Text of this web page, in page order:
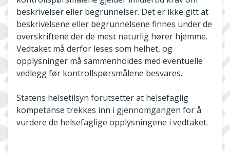
beskrivelser eller begrunnelser. Det er ikke gitt at
beskrivelsene eller begrunnelsene finnes under de
overskriftene der de mest naturlig hører hjemme.
Vedtaket må derfor leses som helhet, og
opplysninger må sammenholdes med eventuelle
vedlegg før kontrollspørsmålene besvares.
Statens helsetilsyn forutsetter at helsefaglig
kompetanse trekkes inn i gjennomgangen for å
vurdere de helsefaglige opplysningene i vedtaket.